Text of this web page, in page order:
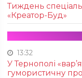
Тиждень
«Креатор-Буд»
13:32
У Тернополі
гумористичну